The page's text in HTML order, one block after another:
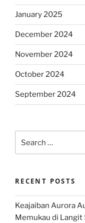
January 2025
December 2024
November 2024
October 2024
September 2024
for:
RECENT POSTS
Keajaiban Aurora
Memukau di Langit